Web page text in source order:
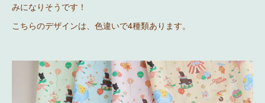
みになりそうです！
こちらのデザインは、色違いで4種類あります。